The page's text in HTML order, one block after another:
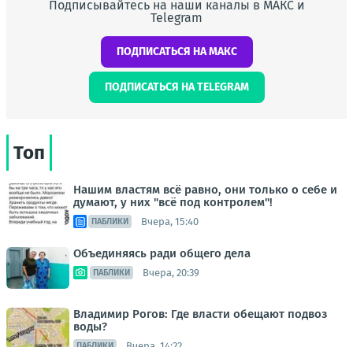
Подписывайтесь на наши каналы в МАКС и
Telegram
ПОДПИСАТЬСЯ НА МАКС
ПОДПИСАТЬСЯ НА TELEGRAM
Топ
Нашим властям всё равно, они только о себе и
думают, у них "всё под контролем"!
ПАБЛИКИ Вчера, 15:40
Объединяясь ради общего дела
ПАБЛИКИ Вчера, 20:39
Владимир Рогов: Где власти обещают подвоз
воды?